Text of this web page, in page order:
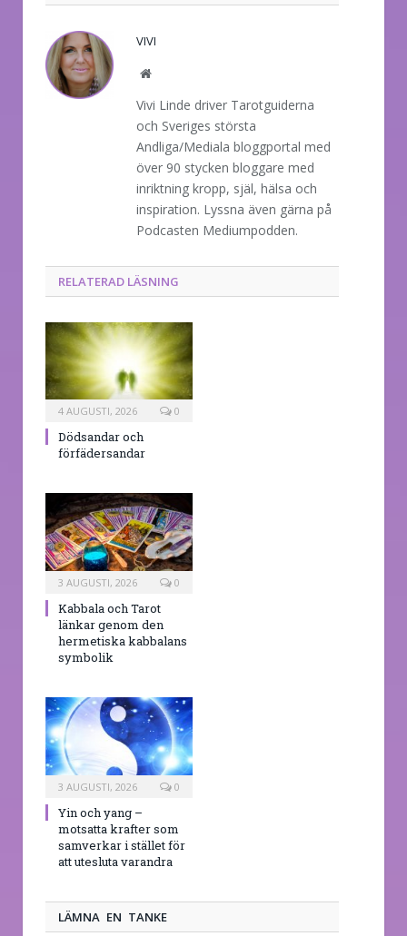
VIVI
Website
Vivi Linde driver Tarotguiderna
och Sveriges största
Andliga/Mediala bloggportal med
över 90 stycken bloggare med
inriktning kropp, själ, hälsa och
inspiration. Lyssna även gärna på
Podcasten Mediumpodden.
RELATERAD LÄSNING
4 AUGUSTI, 2026 0
Dödsandar och
förfädersandar
3 AUGUSTI, 2026 0
Kabbala och Tarot
länkar genom den
hermetiska kabbalans
symbolik
3 AUGUSTI, 2026 0
Yin och yang –
motsatta krafter som
samverkar i stället för
att utesluta varandra
LÄMNA EN TANKE